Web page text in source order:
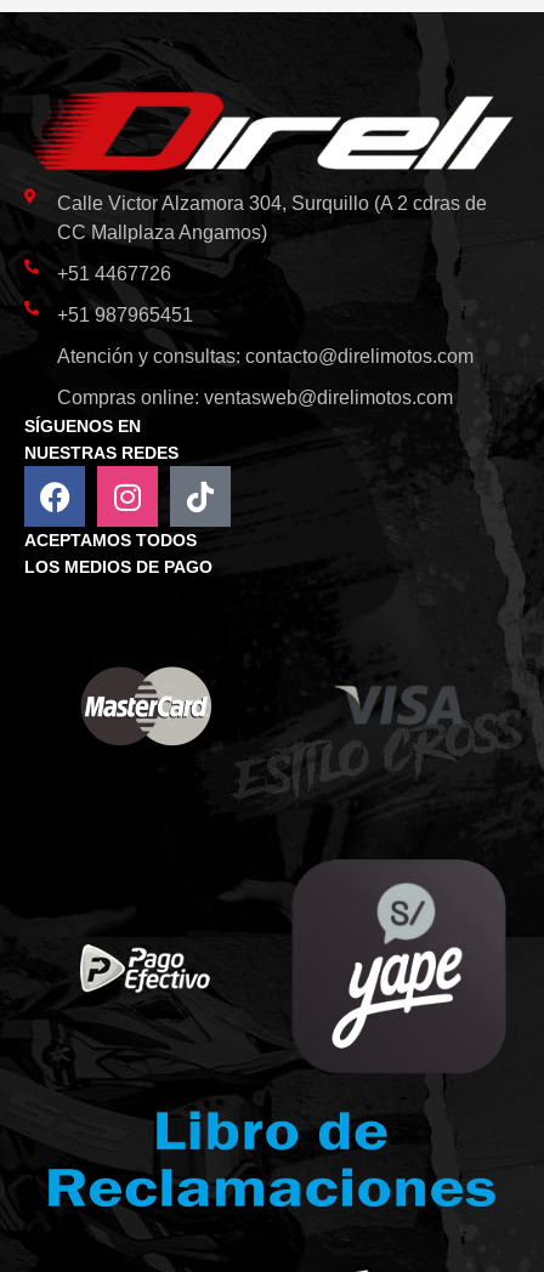
Calle Victor Alzamora 304, Surquillo (A 2 cdras de
CC Mallplaza Angamos)
+51 4467726
+51 987965451
Atención y consultas: contacto@direlimotos.com
Compras online: ventasweb@direlimotos.com
SÍGUENOS EN
NUESTRAS REDES
ACEPTAMOS TODOS
LOS MEDIOS DE PAGO